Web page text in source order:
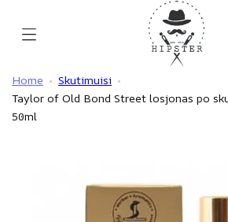
Hipster
Home
Skutimuisi
Taylor of Old Bond Street losjonas po
50ml